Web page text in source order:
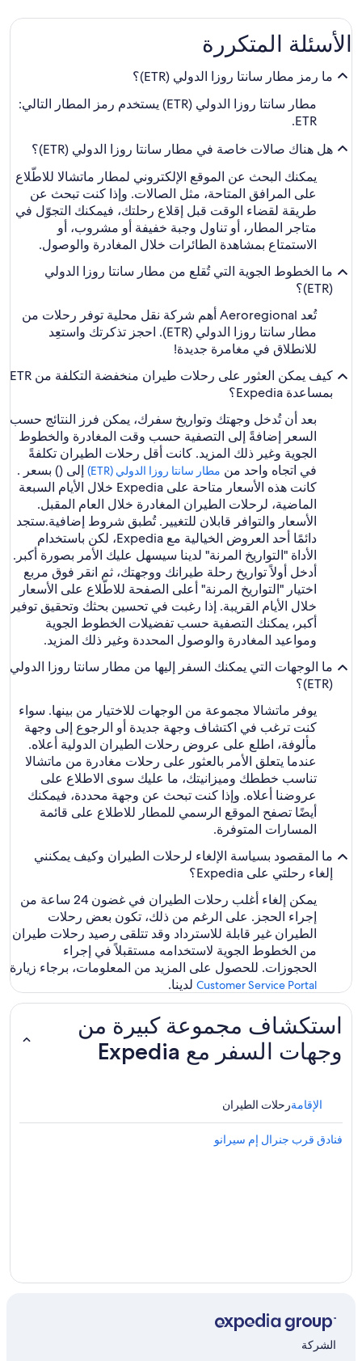
الأسئلة المتكررة
ما رمز مطار سانتا روزا الدولي (ETR)؟
مطار سانتا روزا الدولي (ETR) يستخدم رمز المطار التالي:
ETR.
هل هناك صالات خاصة في مطار سانتا روزا الدولي (ETR)؟
يمكنك البحث عن الموقع الإلكتروني لمطار ماتشالا للاطّلاع
على المرافق المتاحة، مثل الصالات. وإذا كنت تبحث عن
طريقة لقضاء الوقت قبل إقلاع رحلتك، فيمكنك التجوّل في
متاجر المطار، أو تناول وجبة خفيفة أو مشروب، أو
الاستمتاع بمشاهدة الطائرات خلال المغادرة والوصول.
ما الخطوط الجوية التي تُقلع من مطار سانتا روزا الدولي
(ETR)؟
تُعد Aeroregional أهم شركة نقل محلية توفر رحلات من
مطار سانتا روزا الدولي (ETR). احجز تذكرتك واستعِد
للانطلاق في مغامرة جديدة!
كيف يمكن العثور على رحلات طيران منخفضة التكلفة من ETR
بمساعدة Expedia؟
بعد أن تُدخل وجهتك وتواريخ سفرك، يمكن فرز النتائج حسب
السعر إضافةً إلى التصفية حسب وقت المغادرة والخطوط
الجوية وغير ذلك المزيد. كانت أقل رحلات الطيران تكلفةً
في اتجاه واحد من مطار سانتا روزا الدولي (ETR)
إلى () بسعر .
كانت هذه الأسعار متاحة على Expedia خلال الأيام السبعة
الماضية، لرحلات الطيران المغادرة خلال العام المقبل.
الأسعار والتوافر قابلان للتغيير. تُطبق شروط إضافية.ستجد
دائمًا أحد العروض الخيالية مع Expedia، لكن باستخدام
الأداة "التواريخ المرنة" لدينا سيسهل عليك الأمر بصورة أكبر.
أدخل أولاً تواريخ رحلة طيرانك ووجهتك، ثم انقر فوق مربع
اختيار "التواريخ المرنة" أعلى الصفحة للاطّلاع على الأسعار
خلال الأيام القريبة. إذا رغبت في تحسين بحثك وتحقيق توفير
أكبر، يمكنك التصفية حسب تفضيلات الخطوط الجوية
ومواعيد المغادرة والوصول المحددة وغير ذلك المزيد.
ما الوجهات التي يمكنك السفر إليها من مطار سانتا روزا الدولي
(ETR)؟
يوفر ماتشالا مجموعة من الوجهات للاختيار من بينها. سواء
كنت ترغب في اكتشاف وجهة جديدة أو الرجوع إلى وجهة
مألوفة، اطلع على عروض رحلات الطيران الدولية أعلاه.
عندما يتعلق الأمر بالعثور على رحلات مغادرة من ماتشالا
تناسب خططك وميزانيتك، ما عليك سوى الاطلاع على
عروضنا أعلاه. وإذا كنت تبحث عن وجهة محددة، فيمكنك
أيضًا تصفح الموقع الرسمي للمطار للاطلاع على قائمة
المسارات المتوفرة.
ما المقصود بسياسة الإلغاء لرحلات الطيران وكيف يمكنني
إلغاء رحلتي على Expedia؟
يمكن إلغاء أغلب رحلات الطيران في غضون 24 ساعة من
إجراء الحجز. على الرغم من ذلك، تكون بعض رحلات
الطيران غير قابلة للاسترداد وقد تتلقى رصيد رحلات طيران
من الخطوط الجوية لاستخدامه مستقبلاً في إجراء
الحجوزات. للحصول على المزيد من المعلومات، برجاء زيارة
Customer Service Portal لدينا.
استكشاف مجموعة كبيرة من
وجهات السفر مع Expedia
الإقامةرحلات الطيران
فنادق قرب جنرال إم سيرانو
الشركة